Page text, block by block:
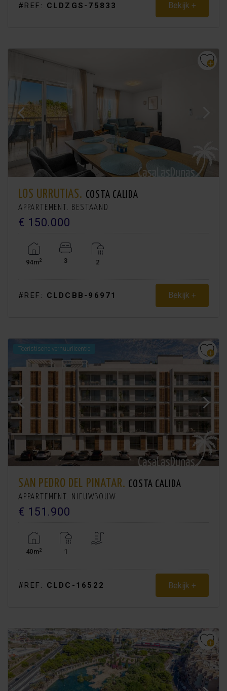
#REF: CLDZGS-75833 Bekijk +
LOS URRUTIAS. COSTA CALIDA
APPARTEMENT. BESTAAND
€ 150.000
94m2 3 2
#REF: CLDCBB-96971 Bekijk +
Toeristische verhuurlicentie
SAN PEDRO DEL PINATAR. COSTA CALIDA
APPARTEMENT. NIEUWBOUW
€ 151.900
40m2 1
#REF: CLDC-16522 Bekijk +